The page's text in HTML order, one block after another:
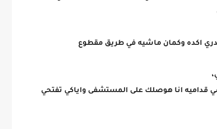
اكده وكمان ماشيه في طريق مقطوع
قداميه انا هوصلك على المستشفى واياكي تفتحي